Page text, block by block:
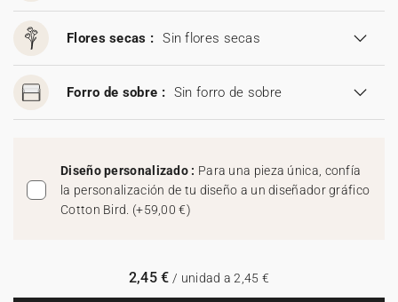
Flores secas : Sin flores secas
Forro de sobre : Sin forro de sobre
Diseño personalizado : Para una pieza única, confía
la personalización de tu diseño a un diseñador gráfico
Cotton Bird. (+59,00 €)
2,45 € / unidad a 2,45 €